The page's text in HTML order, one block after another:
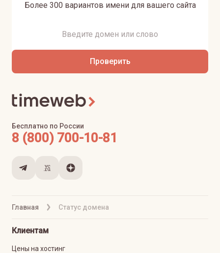
Более 300 вариантов имени для вашего сайта
Проверить
Главная Статус домена
Бесплатно по России
8 (800) 700-10-81
Клиентам
Цены на хостинг